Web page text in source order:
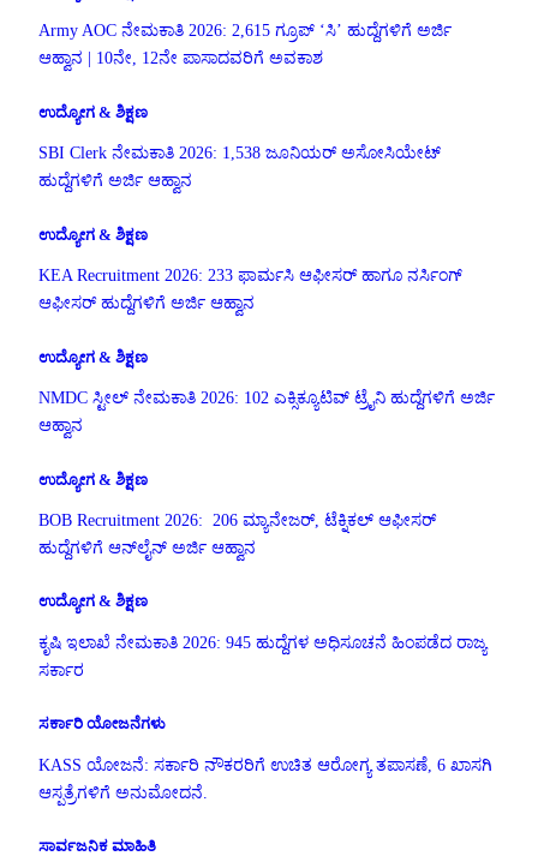
Army AOC ನೇಮಕಾತಿ 2026: 2,615 ಗ್ರೂಪ್ ‘ಸಿ’ ಹುದ್ದೆಗಳಿಗೆ ಅರ್ಜಿ
ಆಹ್ವಾನ | 10ನೇ, 12ನೇ ಪಾಸಾದವರಿಗೆ ಅವಕಾಶ
ಉದ್ಯೋಗ & ಶಿಕ್ಷಣ
SBI Clerk ನೇಮಕಾತಿ 2026: 1,538 ಜೂನಿಯರ್ ಅಸೋಸಿಯೇಟ್
ಹುದ್ದೆಗಳಿಗೆ ಅರ್ಜಿ ಆಹ್ವಾನ
ಉದ್ಯೋಗ & ಶಿಕ್ಷಣ
KEA Recruitment 2026: 233 ಫಾರ್ಮಸಿ ಆಫೀಸರ್ ಹಾಗೂ ನರ್ಸಿಂಗ್
ಆಫೀಸರ್ ಹುದ್ದೆಗಳಿಗೆ ಅರ್ಜಿ ಆಹ್ವಾನ
ಉದ್ಯೋಗ & ಶಿಕ್ಷಣ
NMDC ಸ್ಟೀಲ್ ನೇಮಕಾತಿ 2026: 102 ಎಕ್ಸಿಕ್ಯೂಟಿವ್ ಟ್ರೈನಿ ಹುದ್ದೆಗಳಿಗೆ ಅರ್ಜಿ
ಆಹ್ವಾನ
ಉದ್ಯೋಗ & ಶಿಕ್ಷಣ
BOB Recruitment 2026: 206 ಮ್ಯಾನೇಜರ್, ಟೆಕ್ನಿಕಲ್ ಆಫೀಸರ್
ಹುದ್ದೆಗಳಿಗೆ ಆನ್‌ಲೈನ್ ಅರ್ಜಿ ಆಹ್ವಾನ
ಉದ್ಯೋಗ & ಶಿಕ್ಷಣ
ಕೃಷಿ ಇಲಾಖೆ ನೇಮಕಾತಿ 2026: 945 ಹುದ್ದೆಗಳ ಅಧಿಸೂಚನೆ ಹಿಂಪಡೆದ ರಾಜ್ಯ
ಸರ್ಕಾರ
ಸರ್ಕಾರಿ ಯೋಜನೆಗಳು
KASS ಯೋಜನೆ: ಸರ್ಕಾರಿ ನೌಕರರಿಗೆ ಉಚಿತ ಆರೋಗ್ಯ ತಪಾಸಣೆ, 6 ಖಾಸಗಿ
ಆಸ್ಪತ್ರೆಗಳಿಗೆ ಅನುಮೋದನೆ.
ಸಾರ್ವಜನಿಕ ಮಾಹಿತಿ